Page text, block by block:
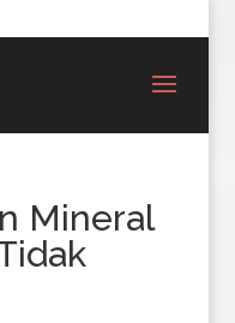
Mineral